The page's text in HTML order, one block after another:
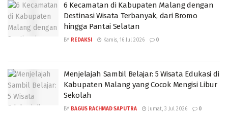
6 Kecamatan di Kabupaten Malang dengan
Destinasi Wisata Terbanyak, dari Bromo
hingga Pantai Selatan
BY REDAKSI Kamis, 16 Jul 2026 0
Menjelajah Sambil Belajar: 5 Wisata Edukasi di
Kabupaten Malang yang Cocok Mengisi Libur
Sekolah
BY BAGUS RACHMAD SAPUTRA Jumat, 3 Jul 2026 0